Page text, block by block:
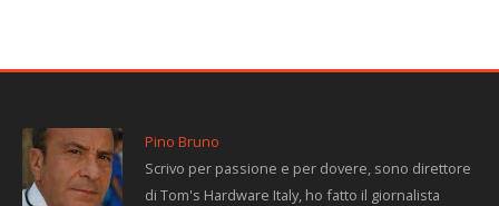
Pino Bruno
Scrivo per passione e per dovere, sono direttore
di Tom's Hardware Italy, ho fatto il giornalista